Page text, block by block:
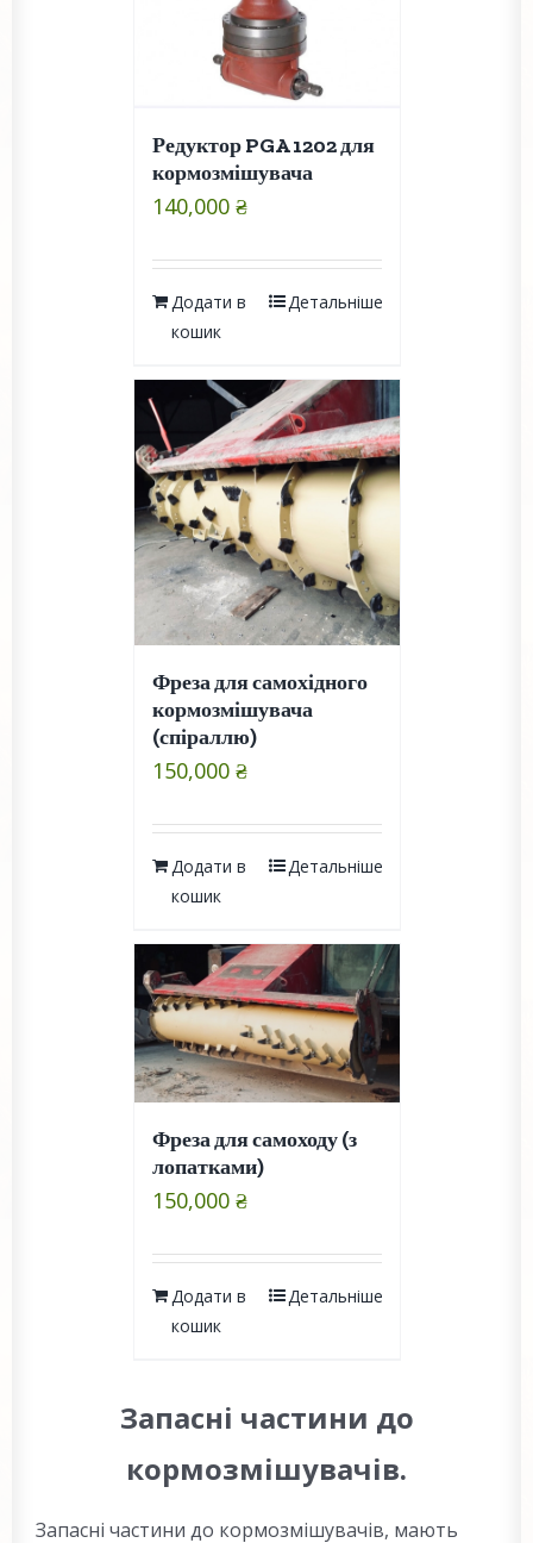
Редуктор PGA 1202 для
кормозмішувача
140,000 ₴
Додати в
кошик
Детальніше
Фреза для самохідного
кормозмішувача
(спіраллю)
150,000 ₴
Додати в
кошик
Детальніше
Фреза для самоходу (з
лопатками)
150,000 ₴
Додати в
кошик
Детальніше
Запасні частини до
кормозмішувачів.
Запасні частини до кормозмішувачів, мають